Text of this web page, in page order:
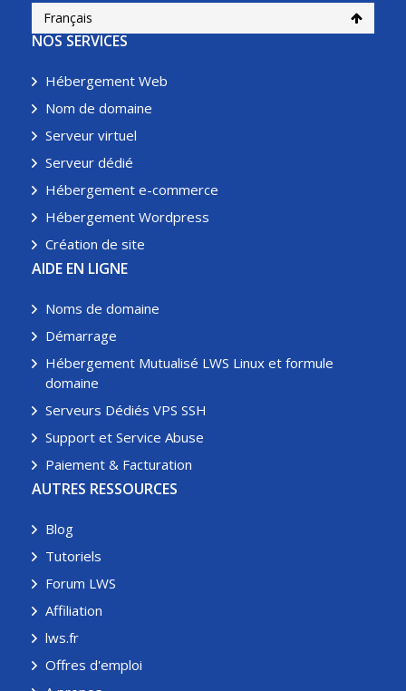
Français
NOS SERVICES
Hébergement Web
Nom de domaine
Serveur virtuel
Serveur dédié
Hébergement e-commerce
Hébergement Wordpress
Création de site
AIDE EN LIGNE
Noms de domaine
Démarrage
Hébergement Mutualisé LWS Linux et formule
domaine
Serveurs Dédiés VPS SSH
Support et Service Abuse
Paiement & Facturation
AUTRES RESSOURCES
Blog
Tutoriels
Forum LWS
Affiliation
lws.fr
Offres d'emploi